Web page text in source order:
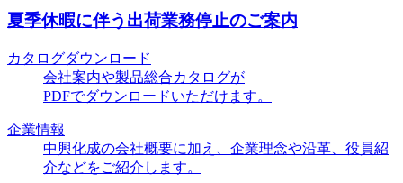
夏季休暇に伴う出荷業務停止のご案内
カタログダウンロード
会社案内や製品総合カタログが
PDFでダウンロードいただけます。
企業情報
中興化成の会社概要に加え、企業理念や沿革、役員紹
介などをご紹介します。